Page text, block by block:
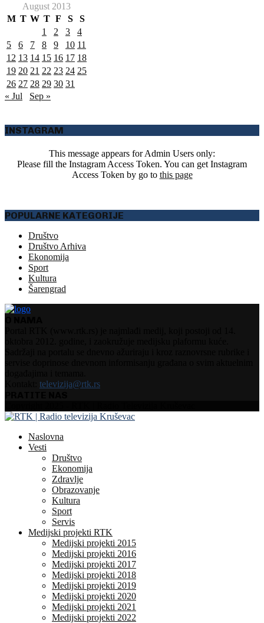
August 2013
M T W T F S
S
1
2 3
4
5
6 7 8 9 10 11
12 13 14 15 16 17 18
19 20 21 22 23 24 25
26 27 28 29 30 31
« Jul
Sep »
INSTAGRAM
This message appears for Admin Users only:
Please fill the Instagram Access Token. You can get Instagram
Access Token by go to this page
POPULARNE KATEGORIJE
Društvo
Društvo Arhiva
Ekonomija
Sport
Kultura
Šarengrad
televizija@rtk.rs
Naslovna
Vesti
Društvo
Ekonomija
Zdravlje
Obrazovanje
Kultura
Sport
Servis
Medijski projekti RTK
Medijski projekti 2015
Medijski projekti 2016
Medijski projekti 2017
Medijski projekti 2018
Medijski projekti 2019
Medijski projekti 2020
Medijski projekti 2021
Medijski projekti 2022